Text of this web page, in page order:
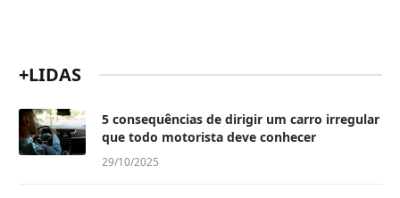
+LIDAS
5 consequências de dirigir um carro irregular
que todo motorista deve conhecer
29/10/2025